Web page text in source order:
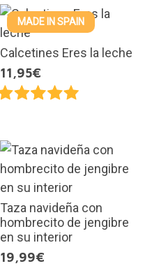
MADE IN SPAIN
Calcetines Eres la leche
11,95€
Taza navideña con
hombrecito de jengibre
en su interior
19,99€